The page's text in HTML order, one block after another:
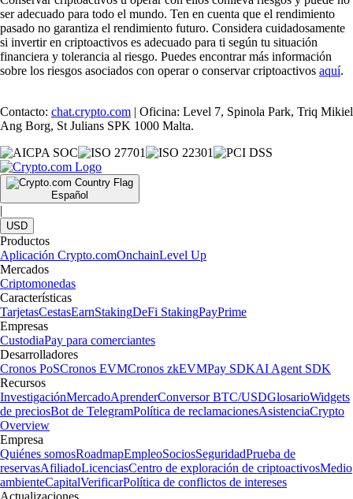
ser adecuado para todo el mundo. Ten en cuenta que el rendimiento
pasado no garantiza el rendimiento futuro. Considera cuidadosamente
si invertir en criptoactivos es adecuado para ti según tu situación
financiera y tolerancia al riesgo. Puedes encontrar más información
sobre los riesgos asociados con operar o conservar criptoactivos aquí.
Contacto: chat.crypto.com | Oficina: Level 7, Spinola Park, Triq Mikiel
Ang Borg, St Julians SPK 1000 Malta.
Español
|
USD
Productos
Aplicación Crypto.comOnchainLevel Up
Mercados
Criptomonedas
Características
TarjetasCestasEarnStakingDeFi StakingPayPrime
Empresas
CustodiaPay para comerciantes
Desarrolladores
Cronos PoSCronos EVMCronos zkEVMPay SDKAI Agent SDK
Recursos
InvestigaciónMercadoAprenderConversor BTC/USDGlosarioWidgets
de preciosBot de TelegramPolítica de reclamacionesAsistenciaCrypto
Overview
Empresa
Quiénes somosRoadmapEmpleoSociosSeguridadPrueba de
reservasAfiliadoLicenciasCentro de exploración de criptoactivosMedio
ambienteCapitalVerificarPolítica de conflictos de intereses
Actualizaciones